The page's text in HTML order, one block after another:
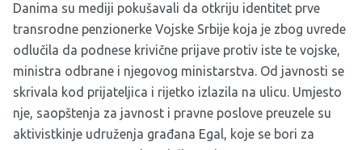
Danima su mediji pokušavali da otkriju identitet prve
transrodne penzionerke Vojske Srbije koja je zbog uvrede
odlučila da podnese krivične prijave protiv iste te vojske,
ministra odbrane i njegovog ministarstva. Od javnosti se
skrivala kod prijateljica i rijetko izlazila na ulicu. Umjesto
nje, saopštenja za javnost i pravne poslove preuzele su
aktivistkinje udruženja građana Egal, koje se bori za